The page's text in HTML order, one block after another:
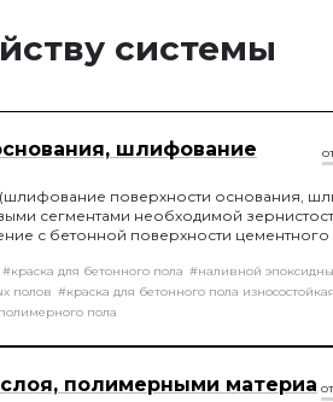
системы
шлифование
поверхности основания,
сегментами необходимой
с бетонной поверхности
#краска для бетонного пола #наливной
полов #краска для бетонного пола износостойкая
пола
полимерными материа от